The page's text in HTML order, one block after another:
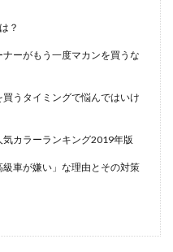
？
ーがもう一度マカンを買うな
うタイミングで悩んではいけ
カラーランキング2019年版
車が嫌い」な理由とその対策